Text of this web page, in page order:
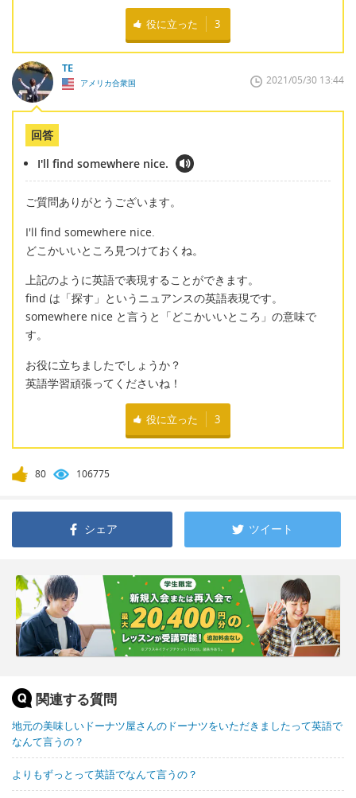
役に立った 3
TE
アメリカ合衆国 2021/05/30 13:44
回答
I'll find somewhere nice.
ご質問ありがとうございます。
I'll find somewhere nice.
どこかいいところ見つけておくね。
上記のように英語で表現することができます。
find は「探す」というニュアンスの英語表現です。
somewhere nice と言うと「どこかいいところ」の意味で
す。
お役に立ちましたでしょうか？
英語学習頑張ってくださいね！
役に立った 3
80 106775
シェア ツイート
関連する質問
地元の美味しいドーナツ屋さんのドーナツをいただきましたって英語で
なんて言うの？
よりもずっとって英語でなんて言うの？